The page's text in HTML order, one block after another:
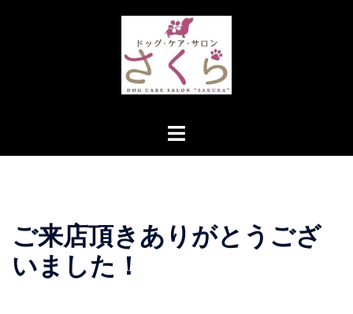
キ
ト
ュ
ー
ご来店頂きありがとうござ
いました！